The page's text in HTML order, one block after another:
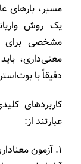
یک روش
مشخصی برای
معنی‌داری،
دقیقاً با
کاربردهای
عبارتند از:
۱. آزمون معناداری ضرایب مسیر